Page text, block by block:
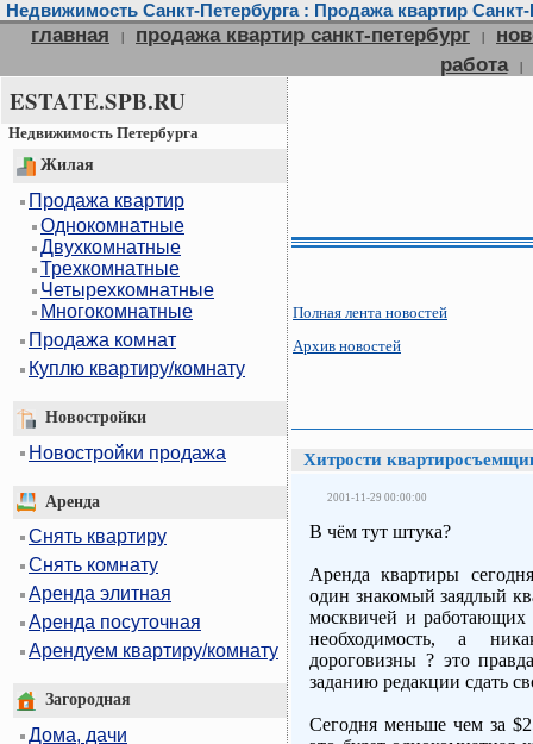
Недвижимость Санкт-Петербурга : Продажа квартир
главная | продажа квартир санкт-петербург |
работа
|
ESTATE.SPB.RU
Недвижимость Петербурга
Жилая
Продажа квартир
Однокомнатные
Двухкомнатные
Трехкомнатные
Четырехкомнатные
Многокомнатные
Продажа комнат
Куплю квартиру/комнату
Новостройки
Новостройки продажа
Аренда
Снять квартиру
Снять комнату
Аренда элитная
Аренда посуточная
Арендуем квартиру/комнату
Загородная
Дома, дачи
Полная лента новостей
Архив новостей
Хитрости
2001-11-29 00:00:00
В чём тут штука?
Аренда квартиры
один знакомый заядлый
москвичей и работающих
необходимость, а
дороговизны ? это
заданию редакции сдать
Сегодня меньше чем за